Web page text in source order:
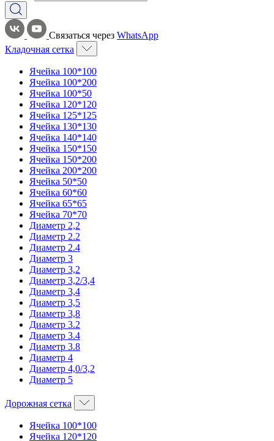
Связаться через WhatsApp
Кладочная сетка
Ячейка 100*100
Ячейка 100*200
Ячейка 100*50
Ячейка 120*120
Ячейка 125*125
Ячейка 130*130
Ячейка 140*140
Ячейка 150*150
Ячейка 150*200
Ячейка 200*200
Ячейка 50*50
Ячейка 60*60
Ячейка 65*65
Ячейка 70*70
Диаметр 2,2
Диаметр 2.2
Диаметр 2.4
Диаметр 3
Диаметр 3,2
Диаметр 3,2/3,4
Диаметр 3,4
Диаметр 3,5
Диаметр 3,8
Диаметр 3.2
Диаметр 3.4
Диаметр 3.8
Диаметр 4
Диаметр 4,0/3,2
Диаметр 5
Дорожная сетка
Ячейка 100*100
Ячейка 120*120